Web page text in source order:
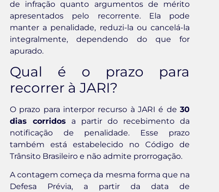
de infração quanto argumentos de mérito
apresentados pelo recorrente. Ela pode
manter a penalidade, reduzi-la ou cancelá-la
integralmente, dependendo do que for
apurado.
Qual é o prazo para
recorrer à JARI?
O prazo para interpor recurso à JARI é de 30
dias corridos a partir do recebimento da
notificação de penalidade. Esse prazo
também está estabelecido no Código de
Trânsito Brasileiro e não admite prorrogação.
A contagem começa da mesma forma que na
Defesa Prévia, a partir da data de